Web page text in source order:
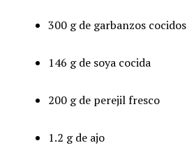
300 g de garbanzos cocidos
146 g de soya cocida
200 g de perejil fresco
1.2 g de ajo